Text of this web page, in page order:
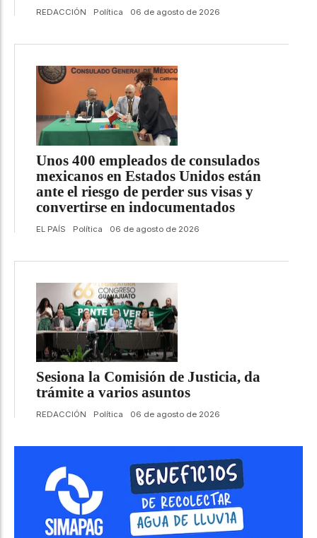
REDACCIÓN Política 06 de agosto de 2026
Unos 400 empleados de consulados
mexicanos en Estados Unidos están
ante el riesgo de perder sus visas y
convertirse en indocumentados
EL PAÍS Política 06 de agosto de 2026
Sesiona la Comisión de Justicia, da
trámite a varios asuntos
REDACCIÓN Política 06 de agosto de 2026